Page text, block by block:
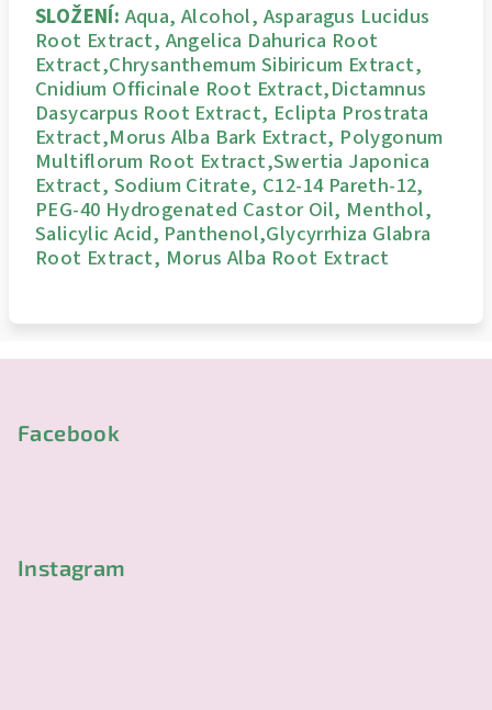
SLOŽENÍ: Aqua, Alcohol, Asparagus Lucidus
Root Extract, Angelica Dahurica Root
Extract,Chrysanthemum Sibiricum Extract,
Cnidium Officinale Root Extract,Dictamnus
Dasycarpus Root Extract, Eclipta Prostrata
Extract,Morus Alba Bark Extract, Polygonum
Multiflorum Root Extract,Swertia Japonica
Extract, Sodium Citrate, C12‑14 Pareth‑12,
PEG‑40 Hydrogenated Castor Oil, Menthol,
Salicylic Acid, Panthenol,Glycyrrhiza Glabra
Root Extract, Morus Alba Root Extract
Facebook
Instagram